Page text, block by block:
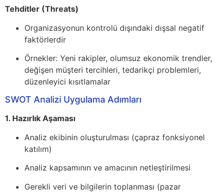
Tehditler (Threats)
Organizasyonun kontrolü dışındaki dışsal negatif
faktörlerdir
Örnekler: Yeni rakipler, olumsuz ekonomik trendler,
değişen müşteri tercihleri, tedarikçi problemleri,
düzenleyici kısıtlamalar
SWOT Analizi Uygulama Adımları
1. Hazırlık Aşaması
Analiz ekibinin oluşturulması (çapraz fonksiyonel
katılım)
Analiz kapsamının ve amacının netleştirilmesi
Gerekli veri ve bilgilerin toplanması (pazar